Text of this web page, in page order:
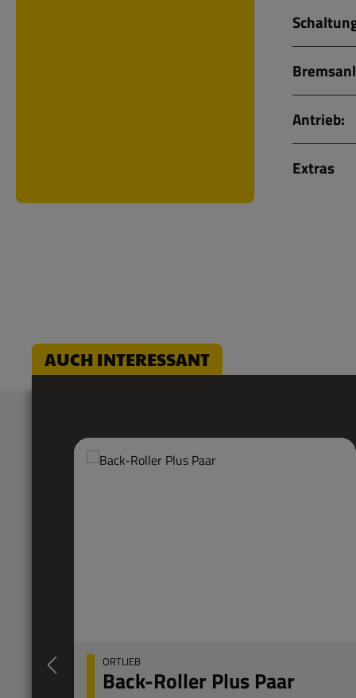
Antrieb:
Extras
AUCH INTERESSANT
ORTLIEB
Back-Roller Plus Paar